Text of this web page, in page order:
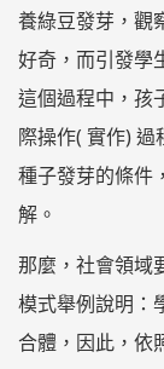
養綠豆發芽，觀
好奇，而引發學
這個過程中，孩
際操作( 實作)
種子發芽的條件
解。
那麼，社會領域
模式舉例說明：
合體，因此，依